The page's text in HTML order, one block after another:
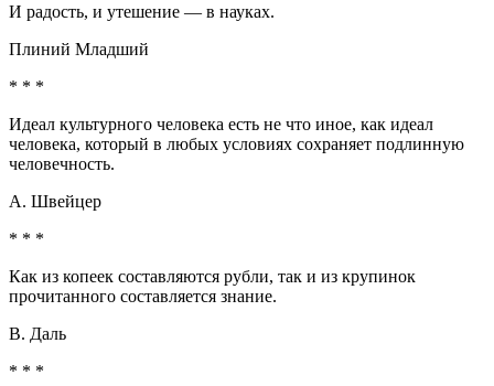
И радость, и утешение — в науках.
Плиний Младший
* * *
Идеал культурного человека есть не что иное, как идеал
человека, который в любых условиях сохраняет подлинную
человечность.
А. Швейцер
* * *
Как из копеек составляются рубли, так и из крупинок
прочитанного составляется знание.
В. Даль
* * *